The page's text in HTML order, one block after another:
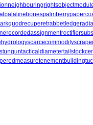
neighbouringrights
palatinebonespalmberry
quodrecuperetrabbetledge
recordedassignment
scarcecommodity
stunguntacticaldiameter
tenementbuilding